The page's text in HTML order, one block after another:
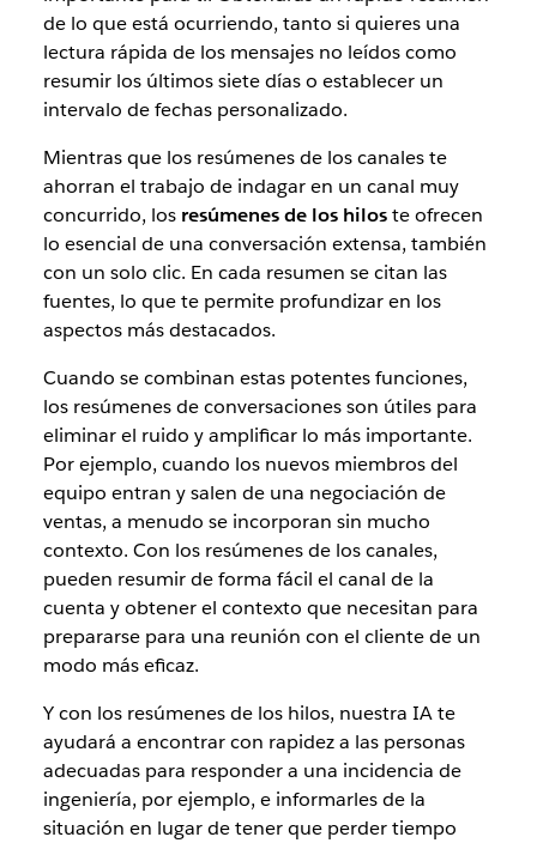
de lo que está ocurriendo, tanto si quieres una
lectura rápida de los mensajes no leídos como
resumir los últimos siete días o establecer un
intervalo de fechas personalizado.
Mientras que los resúmenes de los canales te
ahorran el trabajo de indagar en un canal muy
concurrido, los resúmenes de los hiloste ofrecen
lo esencial de una conversación extensa, también
con un solo clic. En cada resumen se citan las
fuentes, lo que te permite profundizar en los
aspectos más destacados.
Cuando se combinan estas potentes funciones,
los resúmenes de conversaciones son útiles para
eliminar el ruido y amplificar lo más importante.
Por ejemplo, cuando los nuevos miembros del
equipo entran y salen de una negociación de
ventas, a menudo se incorporan sin mucho
contexto. Con los resúmenes de los canales,
pueden resumir de forma fácil el canal de la
cuenta y obtener el contexto que necesitan para
prepararse para una reunión con el cliente de un
modo más eficaz.
Y con los resúmenes de los hilos, nuestra IA te
ayudará a encontrar con rapidez a las personas
adecuadas para responder a una incidencia de
ingeniería, por ejemplo, e informarles de la
situación en lugar de tener que perder tiempo